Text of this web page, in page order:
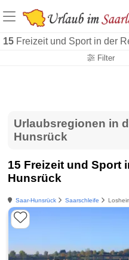
15 Freizeit und Sport in der
Filter
Urlaubsregionen in
Hunsrück
15 Freizeit und Sport
Hunsrück
Saar-Hunsrück Saarschleife